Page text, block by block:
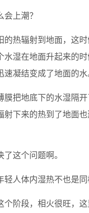
上潮？
的热辐射到地面，这
水湿在地面升起来的
凝结变成了地面的水
膜把地底下的水湿隔
射下来的热到了地面
这个问题啊。
轻人体内湿热不也是同
个阶段，相火很旺，